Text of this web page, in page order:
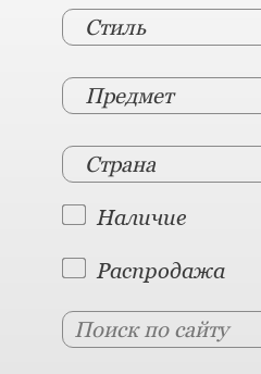
Стиль
Предмет
Страна
Наличие
Распродажа